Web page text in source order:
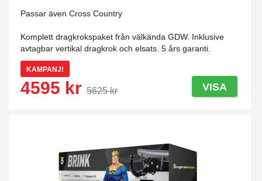
Passar även Cross Country
Komplett dragkrokspaket från välkända GDW. Inklusive
avtagbar vertikal dragkrok och elsats. 5 års garanti.
KAMPANJ!
4595 kr 5625 kr VISA